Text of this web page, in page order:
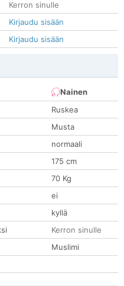
Kerron sinulle
Kirjaudu sisään
Kirjaudu sisään
Nainen
Ruskea
Musta
normaali
175 cm
70 Kg
ei
kyllä
Kerron sinulle
Muslimi